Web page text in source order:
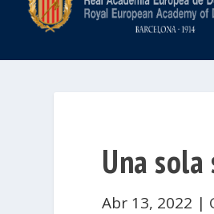
Una
Abr 13, 2022 |